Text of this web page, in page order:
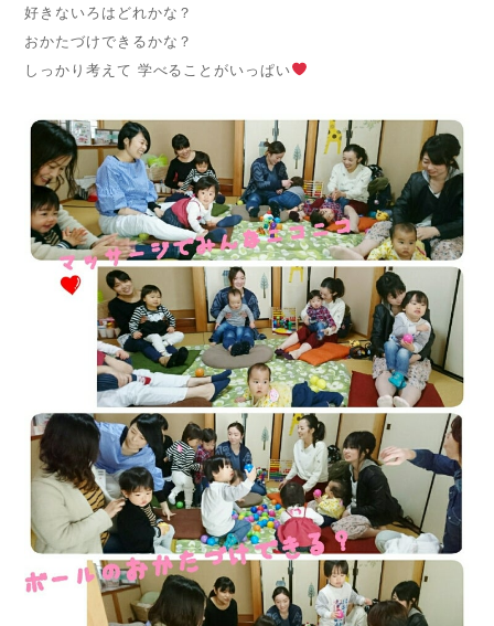
好きないろはどれかな？
おかたづけできるかな？
しっかり考えて 学べることがいっぱい